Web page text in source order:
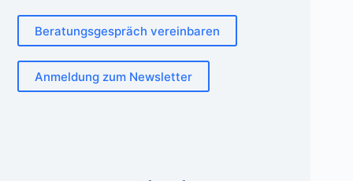
Beratungsgespräch vereinbaren
Anmeldung zum Newsletter